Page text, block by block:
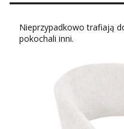
Nieprzypadkowo trafiają
pokochali inni.